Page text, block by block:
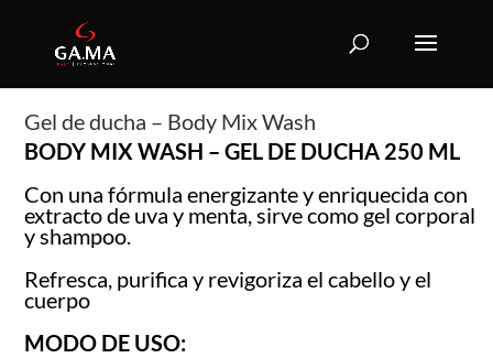
Gel de ducha – Body Mix Wash
BODY MIX WASH – GEL DE DUCHA 250 ML
Con una fórmula energizante y enriquecida con
extracto de uva y menta, sirve como gel corporal
y shampoo.
Refresca, purifica y revigoriza el cabello y el
cuerpo
MODO DE USO: